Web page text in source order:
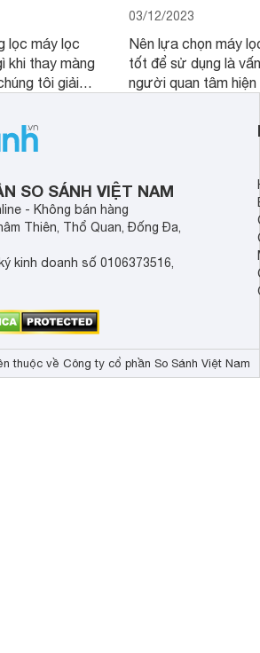
lọc máy lọc
khi thay màng
tôi giải
03/12/2023
Nên lựa chọn máy
tốt để sử dụng là
người quan tâm hiện
bạn 4 dòng máy lọc
Electrolux đang hot
SO SÁNH VIỆT NAM
- Không bán hàng
Thiên, Thổ Quan, Đống Đa,
kinh doanh số 0106373516,
thuộc về Công ty cổ phần So Sánh Việt Nam